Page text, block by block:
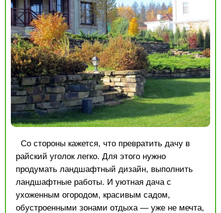
Со стороны кажется, что превратить дачу в
райский уголок легко. Для этого нужно
продумать ландшафтный дизайн, выполнить
ландшафтные работы. И уютная дача с
ухоженным огородом, красивым садом,
обустроенными зонами отдыха — уже не мечта,